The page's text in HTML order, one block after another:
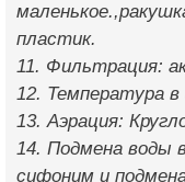
пластик.
11. Фильтрация:
12. Температура в
13. Аэрация:
14. Подмена воды
сифоним и